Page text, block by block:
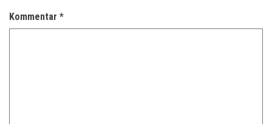
Kommentar *